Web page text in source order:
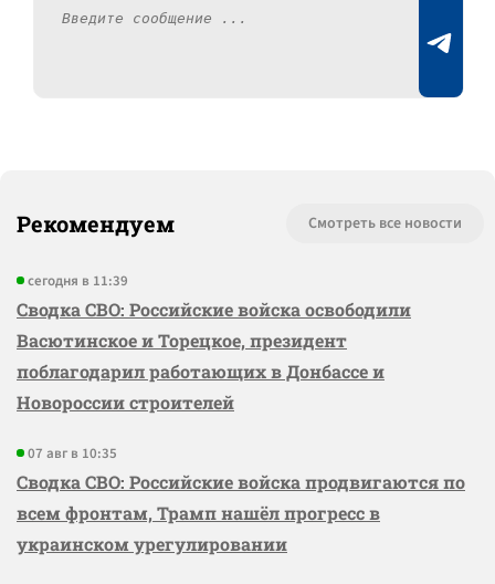
Рекомендуем Смотреть все новости
сегодня в 11:39
Сводка СВО: Российские войска освободили
Васютинское и Торецкое, президент
поблагодарил работающих в Донбассе и
Новороссии строителей
07 авг в 10:35
Сводка СВО: Российские войска продвигаются по
всем фронтам, Трамп нашёл прогресс в
украинском урегулировании